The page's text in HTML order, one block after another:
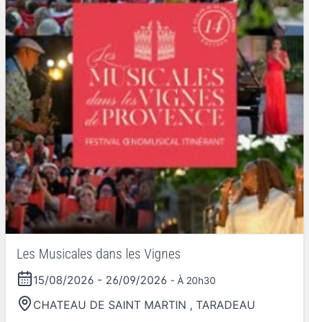
Les Musicales dans les Vignes
15/08/2026 - 26/09/2026 - À 20h30
CHATEAU DE SAINT MARTIN , TARADEAU